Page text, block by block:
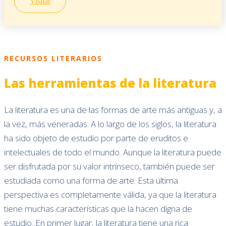
RECURSOS LITERARIOS
Las herramientas de la literatura
La literatura es una de las formas de arte más antiguas y, a
la vez, más veneradas. A lo largo de los siglos, la literatura
ha sido objeto de estudio por parte de eruditos e
intelectuales de todo el mundo. Aunque la literatura puede
ser disfrutada por su valor intrínseco, también puede ser
estudiada como una forma de arte. Esta última
perspectiva es completamente válida, ya que la literatura
tiene muchas características que la hacen digna de
estudio. En primer lugar, la literatura tiene una rica